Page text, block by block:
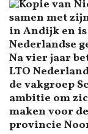
samen met
in Andijk en
Nederlandse
Na vier jaar
LTO
de vakgroep
ambitie om
maken voor
provincie